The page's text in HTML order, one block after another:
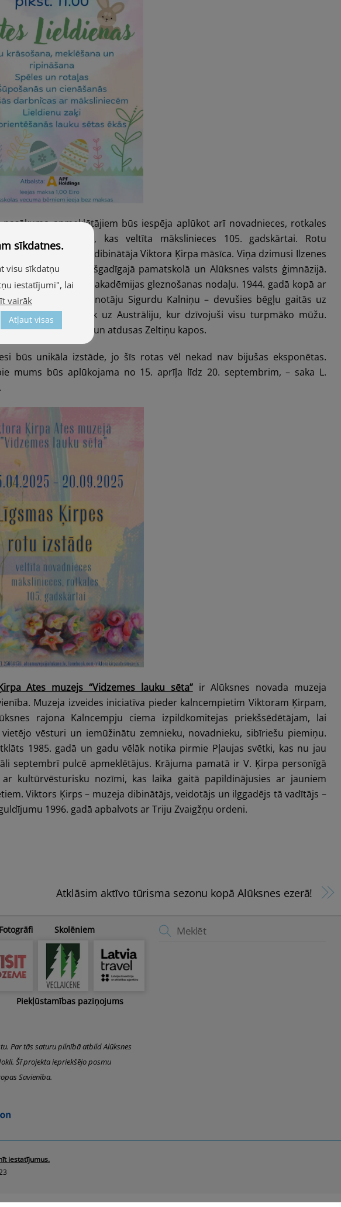
pasākuma apmeklētājiem būs iespēja aplūkot arī novadnieces, rotkales
Ķirpes rotu izstādi , kas veltīta mākslinieces 105. gadskārtai. Rotu
L. Ķirpe ir muzeja dibinātāja Viktora Ķirpa māsīca. Viņa dzimusi Ilzenes
Čonku sešgadīgajā pamatskolā un Alūksnes valsts ģimnāzijā.
pabeigusi Mākslas akadēmijas gleznošanas nodaļu. 1944. gadā kopā ar
– grafiķi un gleznotāju Sigurdu Kalniņu – devušies bēgļu gaitās uz
dažus gadus vēlāk uz Austrāliju, kur dzīvojuši visu turpmāko mūžu.
mirusi 2013. gadā un atdusas Zeltiņu kapos.
būs unikāla izstāde, jo šīs rotas vēl nekad nav bijušas eksponētas.
mums būs aplūkojama no 15. aprīļa līdz 20. septembrim, – saka L.
Ates muzejs “Vidzemes lauku sēta”ir Alūksnes novada muzeja
Muzeja izveides iniciatīva pieder kalncempietim Viktoram Ķirpam,
rajona Kalncempju ciema izpildkomitejas priekšsēdētājam, lai
vēsturi un iemūžinātu zemnieku, novadnieku, sibīriešu piemiņu.
1985. gadā un gadu vēlāk notika pirmie Pļaujas svētki, kas nu jau
septembrī pulcē apmeklētājus. Krājuma pamatā ir V. Ķirpa personīgā
ar kultūrvēsturisku nozīmi, kas laika gaitā papildinājusies ar jauniem
Viktors Ķirps – muzeja dibinātājs, veidotājs un ilggadējs tā vadītājs –
1996. gadā apbalvots ar Triju Zvaigžņu ordeni.
Atklāsim aktīvo tūrisma sezonu kopā Alūksnes ezerā!
Fotogrāfi Skolēniem
Piekļūstamības paziņojums
Par tās saturu pilnībā atbild Alūksnes
Šī projekta iepriekšējo posmu
Savienība.
iestatījumus.
sīkdatnes.
visu sīkdatņu
iestatījumi", lai
vairāk
Atļaut visas